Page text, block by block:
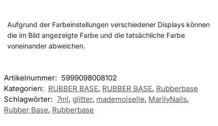
Aufgrund der Farbeinstellungen verschiedener Displays können
die im Bild angezeigte Farbe und die tatsächliche Farbe
voneinander abweichen.
Artikelnummer: 5999098008102
Kategorien: RUBBER BASE, RUBBER BASE, Rubberbase
Schlagwörter: 7ml, glitter, mademoiselle, MarilyNails,
Rubber Base, Rubberbase